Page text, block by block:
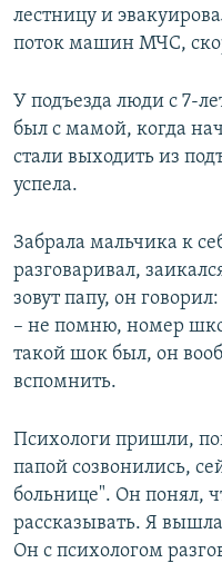
лестницу и
поток машин МЧС,
У подъезда люди с 7-
был с мамой, когда
стали выходить из
успела.
Забрала мальчика к
разговаривал,
зовут папу, он
– не помню, номер
такой шок был, он
вспомнить.
Психологи пришли,
папой созвонились,
больнице". Он понял,
рассказывать. Я
Он с психологом